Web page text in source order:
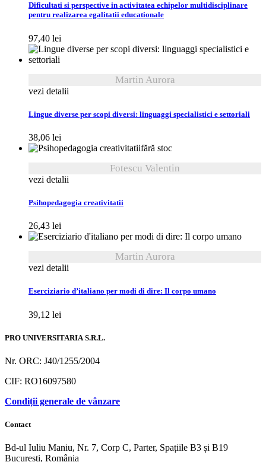
Dificultati si perspective in activitatea echipelor multidisciplinare
pentru realizarea egalitatii educationale
97,40 lei
Martin Aurora
vezi detalii
Lingue diverse per scopi diversi: linguaggi specialistici e settoriali
38,06 lei
fără stoc
Fotescu Valentin
vezi detalii
Psihopedagogia creativitatii
26,43 lei
Martin Aurora
vezi detalii
Eserciziario d’italiano per modi di dire: Il corpo umano
39,12 lei
PRO UNIVERSITARIA S.R.L.
Nr. ORC: J40/1255/2004
CIF: RO16097580
Condiții generale de vânzare
Contact
Bd-ul Iuliu Maniu, Nr. 7, Corp C, Parter, Spațiile B3 și B19
București, România